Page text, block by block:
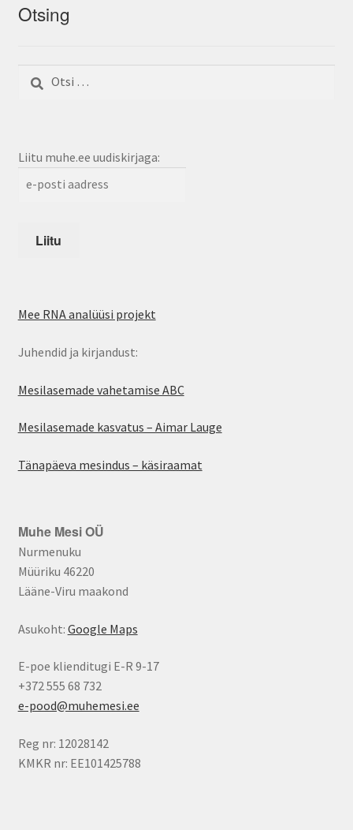
Otsing
Liitu muhe.ee uudiskirjaga:
Mee RNA analüüsi projekt
Juhendid ja kirjandust:
Mesilasemade vahetamise ABC
Mesilasemade kasvatus – Aimar Lauge
Tänapäeva mesindus – käsiraamat
Muhe Mesi OÜ
Nurmenuku
Müüriku 46220
Lääne-Viru maakond
Asukoht: Google Maps
E-poe klienditugi E-R 9-17
+372 555 68 732
e-pood@muhemesi.ee
Reg nr: 12028142
KMKR nr: EE101425788